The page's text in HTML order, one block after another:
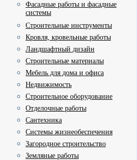
Фасадные работы и фасадные
системы
Строительные инструменты
Кровля, кровельные работы
Ландшафтный дизайн
Строительные материалы
Мебель для дома и офиса
Недвижимость
Строительное оборудование
Отделочные работы
Сантехника
Системы жизнеобеспечения
Загородное строительство
Земляные работы